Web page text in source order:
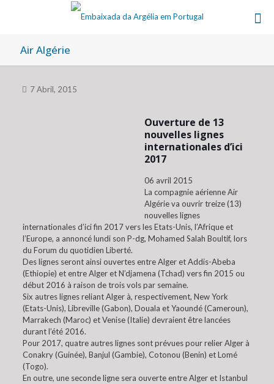
Air Algérie
7 Abril, 2015
Ouverture de 13
nouvelles lignes
internationales d’ici
2017
06 avril 2015
La compagnie aérienne Air
Algérie va ouvrir treize (13)
nouvelles lignes
internationales d’ici fin 2017 vers les Etats-Unis, l’Afrique et
l’Europe, a annoncé lundi son P-dg, Mohamed Salah Boultif, lors
du Forum du quotidien Liberté.
Des lignes seront ainsi ouvertes entre Alger et Addis-Abeba
(Ethiopie) et entre Alger et N’djamena (Tchad) vers fin 2015 ou
début 2016 à raison de trois vols par semaine.
Six autres lignes reliant Alger à, respectivement, New York
(Etats-Unis), Libreville (Gabon), Douala et Yaoundé (Cameroun),
Marrakech (Maroc) et Venise (Italie) devraient être lancées
durant l’été 2016.
Pour 2017, quatre autres lignes sont prévues pour relier Alger à
Conakry (Guinée), Banjul (Gambie), Cotonou (Benin) et Lomé
(Togo).
En outre, une seconde ligne sera ouverte entre Alger et Istanbul